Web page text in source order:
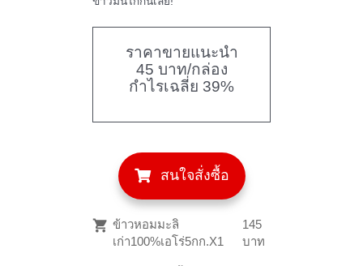
ราคาขายแนะนำ
45 บาท/กล่อง
กำไรเฉลี่ย 39%
สนใจสั่งซื้อ
ข้าวหอมมะลิ
เก่า100%เอโร่5กก.X1
145
บาท